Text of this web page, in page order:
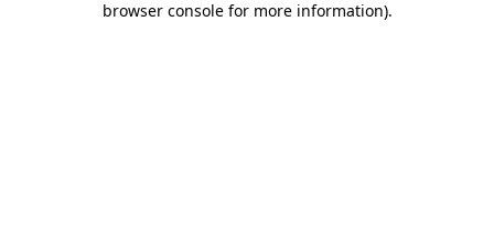
browser console for more information).